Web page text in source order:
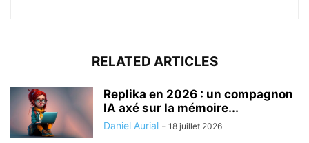
RELATED ARTICLES
Replika en 2026 : un compagnon
IA axé sur la mémoire...
Daniel Aurial - 18 juillet 2026